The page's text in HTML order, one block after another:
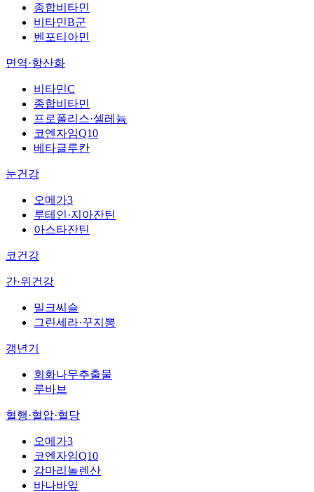
종합비타민
비타민B군
벤포티아민
면역·항산화
비타민C
종합비타민
프로폴리스·셀레늄
코엔자임Q10
베타글루칸
눈건강
오메가3
루테인·지아잔틴
아스타잔틴
코건강
간·위건강
밀크씨슬
그린세라·꾸지뽕
갱년기
회화나무추출물
루바브
혈행·혈압·혈당
오메가3
코엔자임Q10
감마리놀렌산
바나바잎